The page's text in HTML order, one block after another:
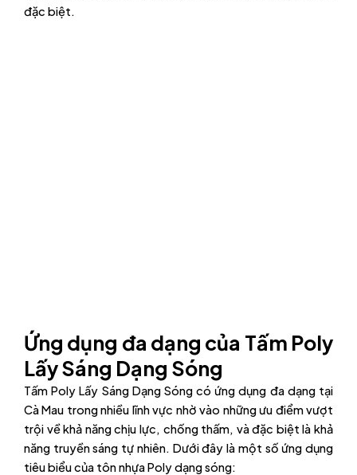
đặc biệt.
Ứng dụng đa dạng của Tấm Poly
Lấy Sáng Dạng Sóng
Tấm Poly Lấy Sáng Dạng Sóng có ứng dụng đa dạng tại
Cà Mau trong nhiều lĩnh vực nhờ vào những ưu điểm vượt
trội về khả năng chịu lực, chống thấm, và đặc biệt là khả
năng truyền sáng tự nhiên. Dưới đây là một số ứng dụng
tiêu biểu của tôn nhựa Poly dạng sóng: